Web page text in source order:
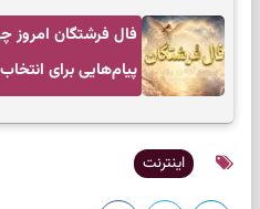
پیام‌هایی برای
اینترنت